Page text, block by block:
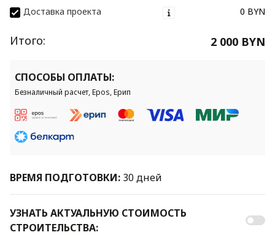
Доставка проекта
0 BYN
Итого: 2 000 BYN
СПОСОБЫ ОПЛАТЫ:
Безналичный расчет, Epos, Ерип
ВРЕМЯ ПОДГОТОВКИ: 30 дней
УЗНАТЬ АКТУАЛЬНУЮ СТОИМОСТЬ
СТРОИТЕЛЬСТВА: